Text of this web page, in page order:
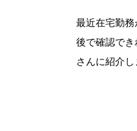
最近在宅勤
後で確認で
さんに紹介